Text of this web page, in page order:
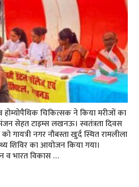
चिकित्सक ने किया मरीजों का
सेहत टाइम्स लखनऊ। स्वतंत्रता दिवस
गायत्री नगर नौबस्ता खुर्द स्थित रामलीला
शिविर का आयोजन किया गया।
व भारत विकास …